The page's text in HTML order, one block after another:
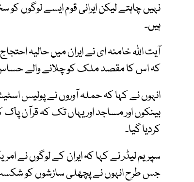
نہیں چاہتے لیکن ایرانی قوم ایسے لوگوں
ہیں۔
آیت اللہ خامنہ ای نے ایران میں حالیہ
کہ اس کا مقصد ملک کو چلانے والے حساس
انہوں نے کہا کہ حملہ آوروں نے پولیس
بینکوں اور مساجد اور یہاں تک کہ قرآن
کردیا گیا۔
سپریم لیڈر نے کہا کہ ایران کے لوگوں نے
جس طرح انہوں نے پچھلی سازشوں کو